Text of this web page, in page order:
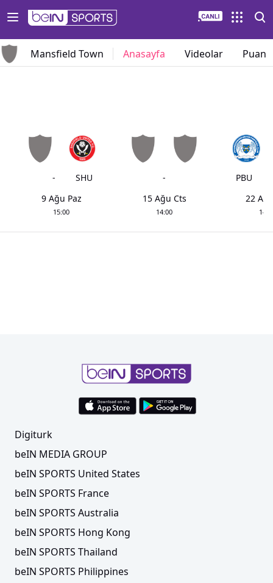
Mansfield Town Anasayfa Videolar Puan
-
SHU
9 Ağu Paz
15:00
-
15 Ağu Cts
14:00
PBU
22
Digiturk
beIN MEDIA GROUP
beIN SPORTS United States
beIN SPORTS France
beIN SPORTS Australia
beIN SPORTS Hong Kong
beIN SPORTS Thailand
beIN SPORTS Philippines